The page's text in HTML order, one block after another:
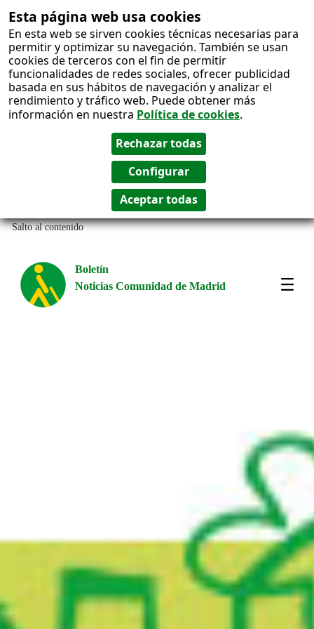
Esta página web usa cookies
En esta web se sirven cookies técnicas necesarias para
permitir y optimizar su navegación. También se usan
cookies de terceros con el fin de permitir
funcionalidades de redes sociales, ofrecer publicidad
basada en sus hábitos de navegación y analizar el
rendimiento y tráfico web. Puede obtener más
información en nuestra Política de cookies.
Salto al contenido
Boletín
Noticias Comunidad de Madrid